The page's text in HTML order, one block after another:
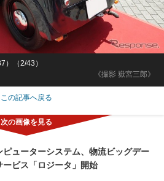
《撮影 嶽宮三郎》
）（2/43）
この記事へ戻る
ピューターシステム、物流ビッグデー
ービス「ロジータ」開始